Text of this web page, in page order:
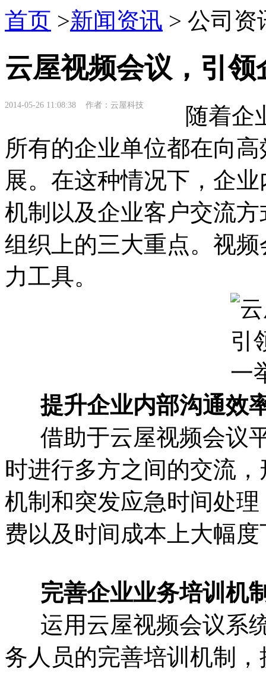
首页 >新闻资讯 > 公司资
云屋视频会议，引
2014-05-26 11:08:38 作者：云屋科技
随着企业
所有的企业单位都在向
展。在这种情况下，企
机制以及企业客户交流
组织上的三大重点。视
力工具。
提升企业内部沟通效
借助于云屋视频会议
时进行多方之间的交流
机制和突发应急时间处
费以及时间成本上大幅度
完善企业业务培训机
运用云屋视频会议系
务人员的完善培训机制